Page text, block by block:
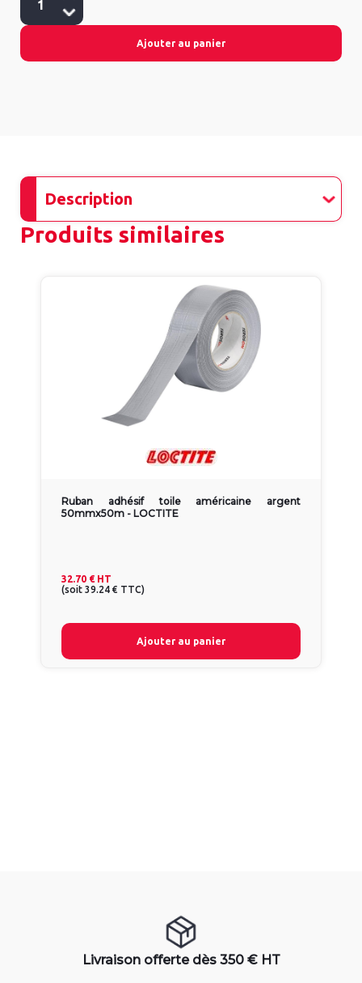
Ajouter au panier
Description
Produits similaires
Ruban adhésif toile américaine argent
50mmx50m - LOCTITE
32.70 € HT
(soit 39.24 € TTC)
Ajouter au panier
Livraison offerte dès 350 € HT